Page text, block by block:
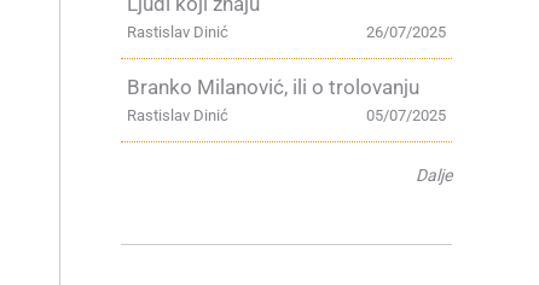
26/07/2025
Rastislav Dinić
Branko Milanović, ili o trolovanju
05/07/2025
Rastislav Dinić
Dalje